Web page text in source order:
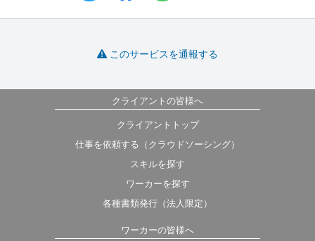
このサービスを通報する
クライアントの皆様へ
クライアントトップ
仕事を依頼する（クラウドソーシング）
スキルを探す
ワーカーを探す
各種書類発行（法人限定）
ワーカーの皆様へ